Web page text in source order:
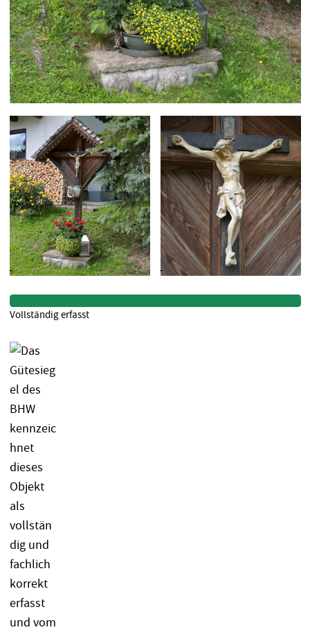
Vollständig erfasst